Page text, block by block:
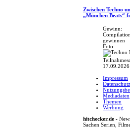
Zwischen Techno
„München Beats“
Gewinn:
gewinnen
Foto:
17.09.2026
Impressum
Datenschutz
Mediadaten
Themen
Werbung
hitchecker.de -
Sachen Serien,